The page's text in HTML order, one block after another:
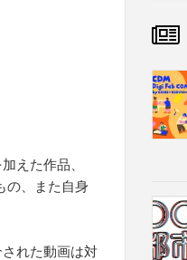
えた作品、
の、また自身
れた動画は対